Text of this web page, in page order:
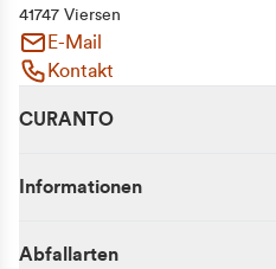
41747 Viersen
E-Mail
Kontakt
CURANTO
Informationen
Abfallarten